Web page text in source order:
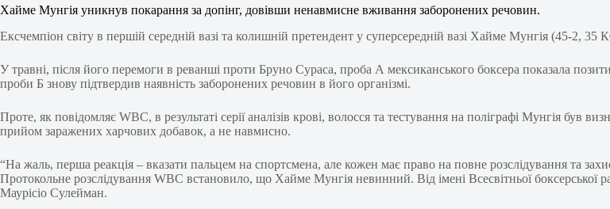
Хайме Мунгія уникнув покарання за допінг, довівши ненавмисне вживання заборонених речовин.
Ексчемпіон світу в першій середній вазі та колишній претендент у суперсередній вазі Хайме Мунгія (45-2,
У травні, після його перемоги в реванші проти Бруно Сураса, проба А мексиканського боксера показала
проби Б знову підтвердив наявність заборонених речовин в його організмі.
Проте, як повідомляє WBC, в результаті серії аналізів крові, волосся та тестування на поліграфі Мунгія був
прийом заражених харчових добавок, а не навмисно.
“На жаль, перша реакція – вказати пальцем на спортсмена, але кожен має право на повне розслідування та
Протокольне розслідування WBC встановило, що Хайме Мунгія невинний. Від імені Всесвітньої боксерської
Маурісіо Сулейман.